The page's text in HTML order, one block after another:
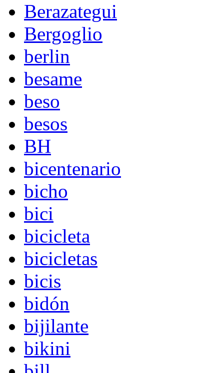
Berazategui
Bergoglio
berlin
besame
beso
besos
BH
bicentenario
bicho
bici
bicicleta
bicicletas
bicis
bidón
bijilante
bikini